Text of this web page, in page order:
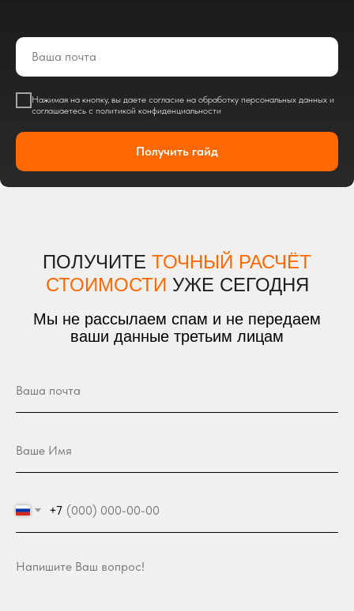
Нажимая на кнопку, вы даете согласие на обработку персональных данных и
соглашаетесь c политикой конфиденциальности
Получить гайд
ПОЛУЧИТЕ ТОЧНЫЙ РАСЧЁТ
СТОИМОСТИ УЖЕ СЕГОДНЯ
Мы не рассылаем спам и не передаем
ваши данные третьим лицам
+7